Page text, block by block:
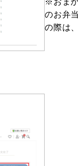
のお弁
の際は